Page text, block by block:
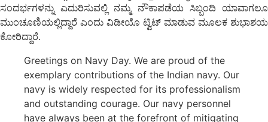
ಸಂದರ್ಭಗಳನ್ನು ಎದುರಿಸುವಲ್ಲಿ ನಮ್ಮ ನೌಕಾಪಡೆಯ ಸಿಬ್ಬಂದಿ ಯಾವಾಗಲೂ
ಮುಂಚೂಣಿಯಲ್ಲಿದ್ದಾರೆ ಎಂದು ವಿಡೀಯೊ ಟ್ವಿಟ್‌ ಮಾಡುವ ಮೂಲಕ ಶುಭಾಶಯ
ಕೋರಿದ್ದಾರೆ.
Greetings on Navy Day. We are proud of the
exemplary contributions of the Indian navy. Our
navy is widely respected for its professionalism
and outstanding courage. Our navy personnel
have always been at the forefront of mitigating